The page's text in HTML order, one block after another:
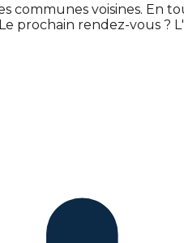
communes voisines. En
prochain rendez-vous ?